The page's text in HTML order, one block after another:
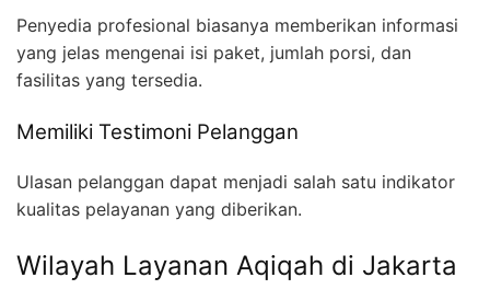
Penyedia profesional biasanya memberikan informasi
yang jelas mengenai isi paket, jumlah porsi, dan
fasilitas yang tersedia.
Memiliki Testimoni Pelanggan
Ulasan pelanggan dapat menjadi salah satu indikator
kualitas pelayanan yang diberikan.
Wilayah Layanan Aqiqah di Jakarta